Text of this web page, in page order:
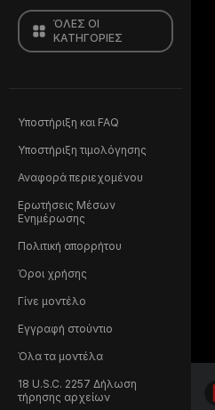
ΌΛΕΣ ΟΙ
ΚΑΤΗΓΟΡΙΕΣ
Υποστήριξη και FAQ
Υποστήριξη τιμολόγησης
Αναφορά περιεχομένου
Ερωτήσεις Μέσων
Ενημέρωσης
Πολιτική απορρήτου
Όροι χρήσης
Γίνε μοντέλο
Εγγραφή στούντιο
Όλα τα μοντέλα
18 U.S.C. 2257 Δήλωση
τήρησης αρχείων